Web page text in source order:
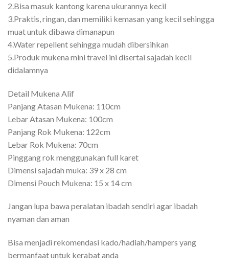
2.Bisa masuk kantong karena ukurannya kecil
3.Praktis, ringan, dan memiliki kemasan yang kecil sehingga
muat untuk dibawa dimanapun
4.Water repellent sehingga mudah dibersihkan
5.Produk mukena mini travel ini disertai sajadah kecil
didalamnya
Detail Mukena Alif
Panjang Atasan Mukena: 110cm
Lebar Atasan Mukena: 100cm
Panjang Rok Mukena: 122cm
Lebar Rok Mukena: 70cm
Pinggang rok menggunakan full karet
Dimensi sajadah muka: 39 x 28 cm
Dimensi Pouch Mukena: 15 x 14 cm
Jangan lupa bawa peralatan ibadah sendiri agar ibadah
nyaman dan aman
Bisa menjadi rekomendasi kado/hadiah/hampers yang
bermanfaat untuk kerabat anda